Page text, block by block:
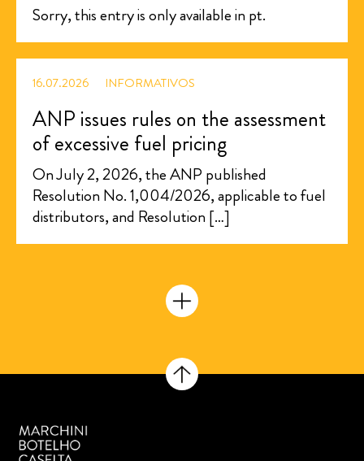
Sorry, this entry is only available in pt.
16.07.2026 INFORMATIVOS
ANP issues rules on the assessment
of excessive fuel pricing
On July 2, 2026, the ANP published
Resolution No. 1,004/2026, applicable to fuel
distributors, and Resolution […]